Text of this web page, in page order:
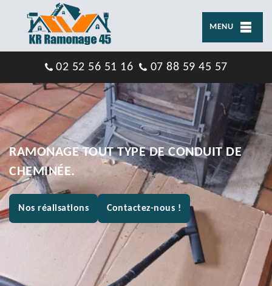
MENU
02 52 56 51 16 07 88 59 45 57
RAMONAGE TOUT TYPE DE CONDUIT DE
CHEMINÉE.
Nos réalisations Contactez-nous !